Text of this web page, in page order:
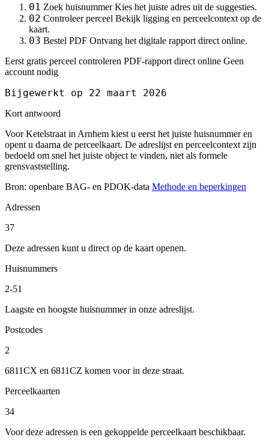
01 Zoek huisnummer Kies het juiste adres uit de suggesties.
02 Controleer perceel Bekijk ligging en perceelcontext op de
kaart.
03 Bestel PDF Ontvang het digitale rapport direct online.
Eerst gratis perceel controleren PDF-rapport direct online Geen
account nodig
Bijgewerkt op 22 maart 2026
Kort antwoord
Voor Ketelstraat in Arnhem kiest u eerst het juiste huisnummer en
opent u daarna de perceelkaart. De adreslijst en perceelcontext zijn
bedoeld om snel het juiste object te vinden, niet als formele
grensvaststelling.
Bron: openbare BAG- en PDOK-data Methode en beperkingen
Adressen
37
Deze adressen kunt u direct op de kaart openen.
Huisnummers
2-51
Laagste en hoogste huisnummer in onze adreslijst.
Postcodes
2
6811CX en 6811CZ komen voor in deze straat.
Perceelkaarten
34
Voor deze adressen is een gekoppelde perceelkaart beschikbaar.